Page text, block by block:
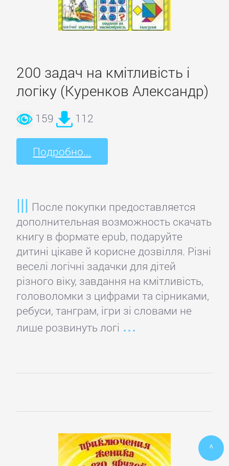
200 задач на кмітливість і
логіку (Куренков Александр)
159 112
Подробно...
После покупки предоставляется
дополнительная возможность скачать
книгу в формате epub, подаруйте
дитині цікаве й корисне дозвілля. Різні
веселі логічні задачки для дітей
різного віку, завдання на кмітливість,
головоломки з цифрами та сірниками,
ребуси, танграм, ігри зі словами не
лише розвинуть логі
Языкознание
И
РАССКАЗЫ
Очерки
Повести
Эссе
ПОЭЗИЯ
И
ДРАМА
Драматургия
драматургия
Зарубежные
^